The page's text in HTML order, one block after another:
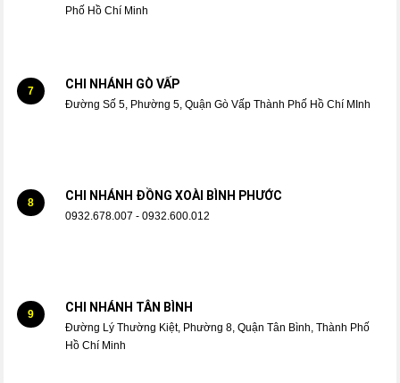
Phố Hồ Chí Minh
7 CHI NHÁNH GÒ VẤP
Đường Số 5, Phường 5, Quận Gò Vấp Thành Phố Hồ Chí MInh
8 CHI NHÁNH ĐỒNG XOÀI BÌNH PHƯỚC
0932.678.007 - 0932.600.012
9 CHI NHÁNH TÂN BÌNH
Đường Lý Thường Kiệt, Phường 8, Quận Tân Bình, Thành Phố
Hồ Chí Minh